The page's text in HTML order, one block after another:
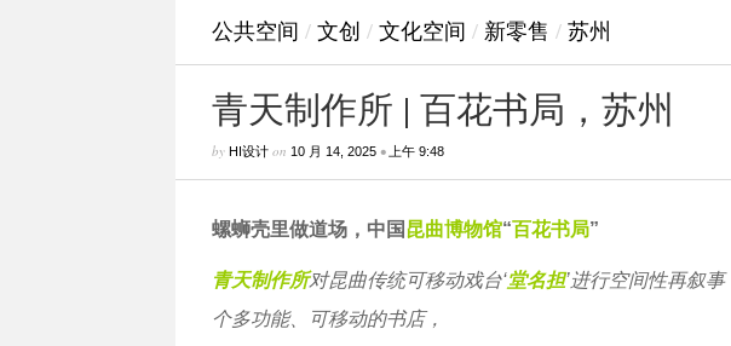
公共空间 / 文创 / 文化空间 / 新零售 / 苏州
青天制作所 | 百花书局，苏州
by HI设计on 10 月 14, 2025• 上午 9:48
螺蛳壳里做道场，中国昆曲博物馆“百花书局”
青天制作所对昆曲传统可移动戏台‘堂名担’进行空间性再叙
个多功能、可移动的书店，